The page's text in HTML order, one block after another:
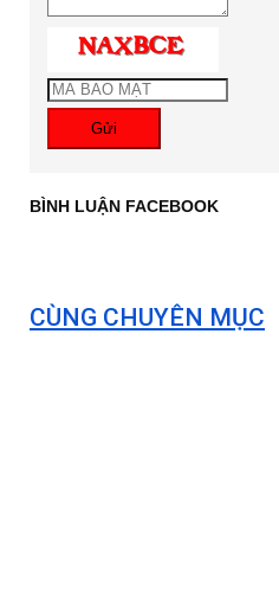
Gửi
BÌNH LUẬN FACEBOOK
CÙNG CHUYÊN MỤC